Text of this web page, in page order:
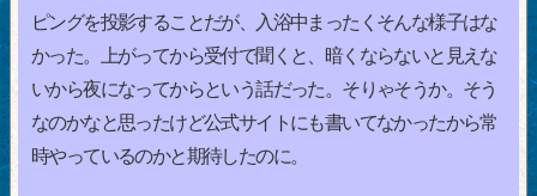
ピングを投影することだが、入浴中まったくそんな様子はな
かった。上がってから受付で聞くと、暗くならないと見えな
いから夜になってからという話だった。そりゃそうか。そう
なのかなと思ったけど公式サイトにも書いてなかったから常
時やっているのかと期待したのに。